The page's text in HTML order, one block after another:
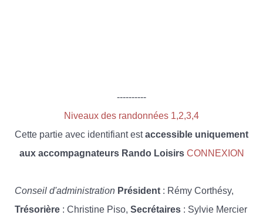
----------
Niveaux des randonnées 1,2,3,4
Cette partie avec identifiant estaccessible uniquement
aux accompagnateurs Rando Loisirs CONNEXION
Conseil d'administration Président : Rémy Corthésy,
Trésorière : Christine Piso, Secrétaires : Sylvie Mercier